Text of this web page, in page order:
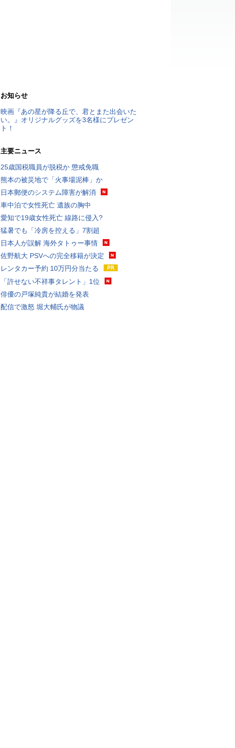
お知らせ
映画『あの星が降る丘で、君とまた出会いた
い。』オリジナルグッズを3名様にプレゼン
ト！
主要ニュース
25歳国税職員が脱税か 懲戒免職
熊本の被災地で「火事場泥棒」か
日本郵便のシステム障害が解消
車中泊で女性死亡 遺族の胸中
愛知で19歳女性死亡 線路に侵入?
猛暑でも「冷房を控える」7割超
日本人が誤解 海外タトゥー事情
佐野航大 PSVへの完全移籍が決定
レンタカー予約 10万円分当たる
「許せない不祥事タレント」1位
俳優の戸塚純貴が結婚を発表
配信で激怒 堀大輔氏が物議